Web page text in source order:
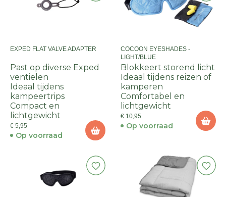
EXPED FLAT VALVE ADAPTER
Past op diverse Exped
ventielen
Ideaal tijdens
kampeertrips
Compact en
lichtgewicht
€ 5,95
Op voorraad
COCOON EYESHADES -
LIGHT/BLUE
Blokkeert storend licht
Ideaal tijdens reizen of
kamperen
Comfortabel en
lichtgewicht
€ 10,95
Op voorraad